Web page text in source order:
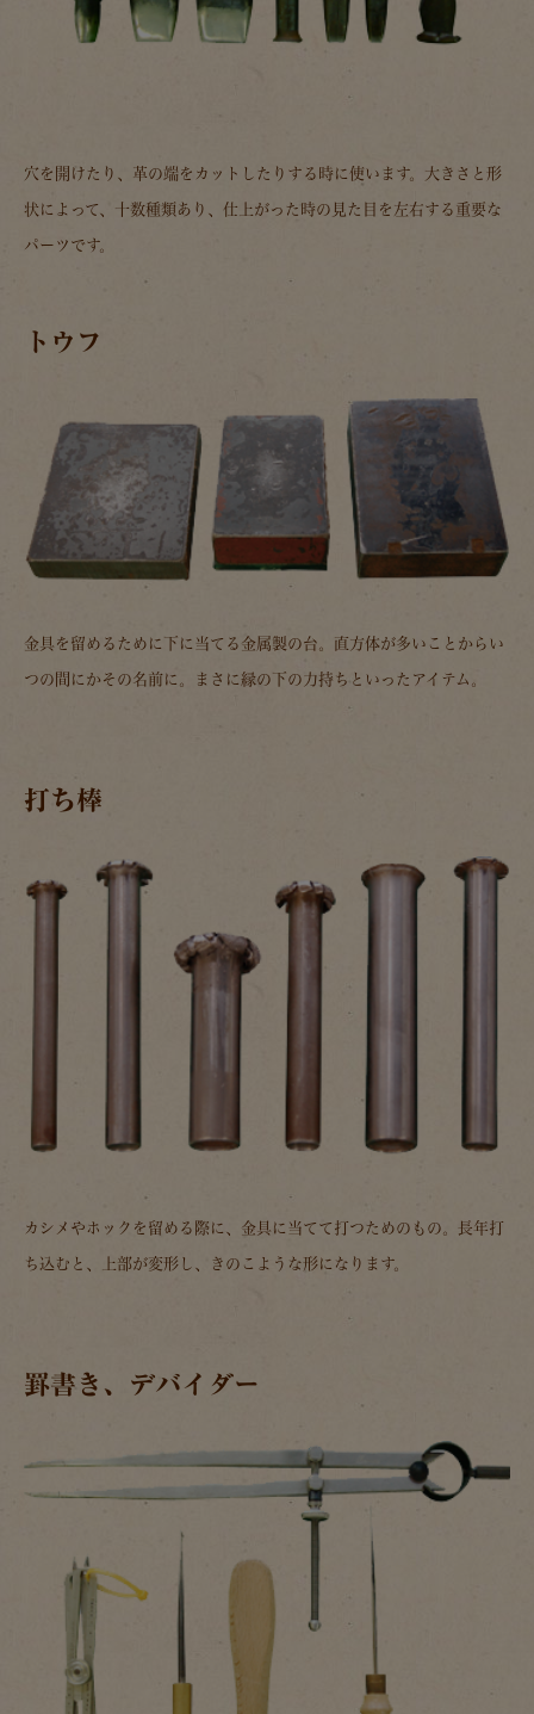
穴を開けたり、革の端をカットしたりする時に使います。大きさと形
状によって、十数種類あり、仕上がった時の見た目を左右する重要な
パーツです。
トウフ
金具を留めるために下に当てる金属製の台。直方体が多いことからい
つの間にかその名前に。まさに縁の下の力持ちといったアイテム。
打ち棒
カシメやホックを留める際に、金具に当てて打つためのもの。長年打
ち込むと、上部が変形し、きのこような形になります。
罫書き、デバイダー